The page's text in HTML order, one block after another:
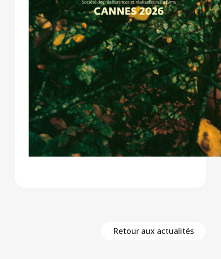
Retour aux actualités